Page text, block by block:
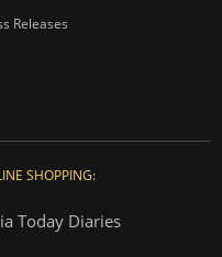
Releases
SHOPPING:
Today Diaries